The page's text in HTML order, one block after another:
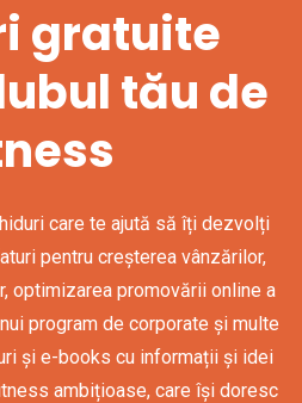
gratuite
tău de
care te ajută să îți dezvolți
pentru creșterea vânzărilor,
optimizarea promovării online a
program de corporate și multe
și e-books cu informații și idei
ambițioase, care își doresc